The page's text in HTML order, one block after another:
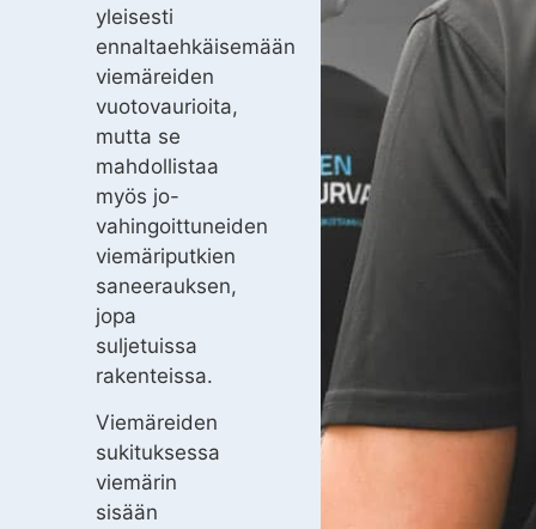
yleisesti
ennaltaehkäisemään
viemäreiden
vuotovaurioita,
mutta se
mahdollistaa
myös jo-
vahingoittuneiden
viemäriputkien
saneerauksen,
jopa
suljetuissa
rakenteissa.
Viemäreiden
sukituksessa
viemärin
sisään